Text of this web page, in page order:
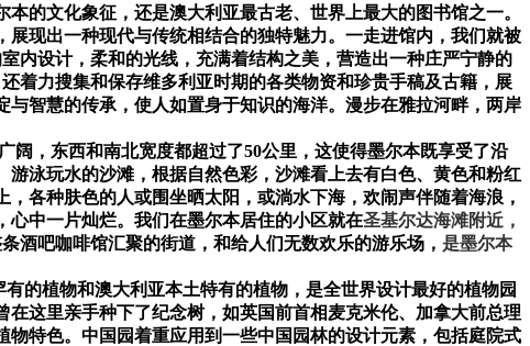
的文化象征，还是澳大利亚最古老、世界上最大的图书馆之一。
现出一种现代与传统相结合的独特魅力。一走进馆内，我们就被
内设计，柔和的光线，充满着结构之美，营造出一种庄严宁静的
着力搜集和保存维多利亚时期的各类物资和珍贵手稿及古籍，展
智慧的传承，使人如置身于知识的海洋。漫步在雅拉河畔，两岸
阔，东西和南北宽度都超过了50公里，这使得墨尔本既享受了沿
泳玩水的沙滩，根据自然色彩，沙滩看上去有白色、黄色和粉红
各种肤色的人或围坐晒太阳，或淌水下海，欢闹声伴随着海浪，
中一片灿烂。我们在墨尔本居住的小区就在圣基尔达海滩附近，
酒吧咖啡馆汇聚的街道，和给人们无数欢乐的游乐场， 是墨尔本
的植物和澳大利亚本土特有的植物，是全世界设计最好的植物园
这里亲手种下了纪念树，如英国前首相麦克米伦、加拿大前总理
特色。中国园着重应用到一些中国园林的设计元素，包括庭院式